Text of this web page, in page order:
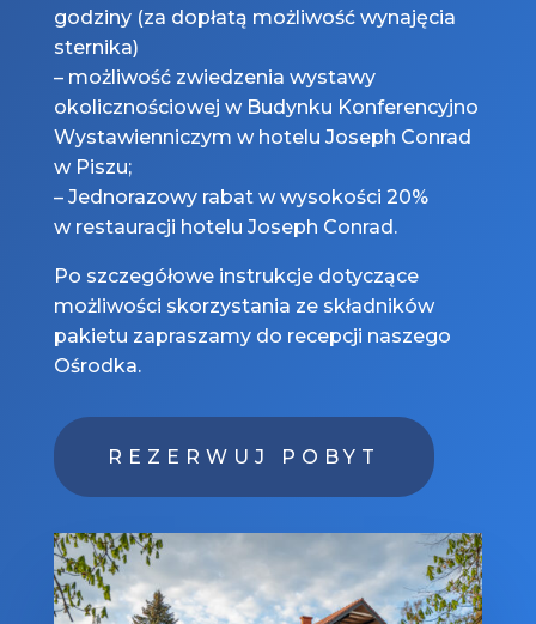
godziny (za dopłatą możliwość wynajęcia
sternika)
– możliwość zwiedzenia wystawy
okolicznościowej w Budynku Konferencyjno
Wystawienniczym w hotelu Joseph Conrad
w Piszu;
– Jednorazowy rabat w wysokości 20%
w restauracji hotelu Joseph Conrad.
Po szczegółowe instrukcje dotyczące
możliwości skorzystania ze składników
pakietu zapraszamy do recepcji naszego
Ośrodka.
REZERWUJ POBYT